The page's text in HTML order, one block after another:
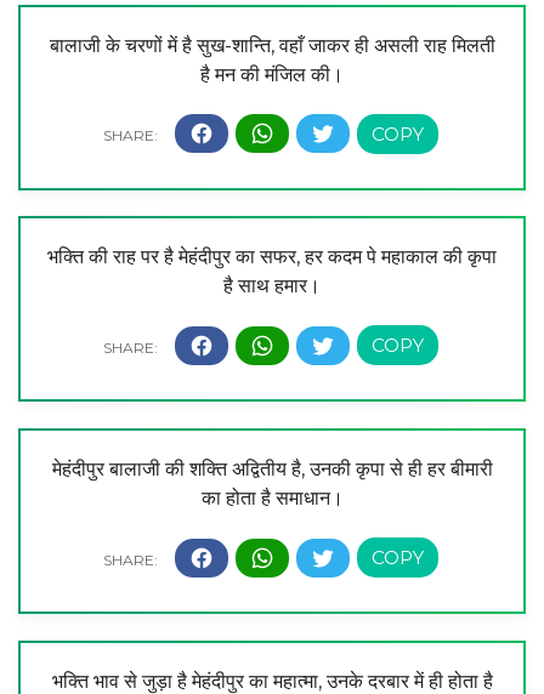
बालाजी के चरणों में है सुख-शान्ति, वहाँ जाकर ही असली राह मिलती
है मन की मंजिल की।
भक्ति की राह पर है मेहंदीपुर का सफर, हर कदम पे महाकाल की कृपा
है साथ हमार।
मेहंदीपुर बालाजी की शक्ति अद्वितीय है, उनकी कृपा से ही हर बीमारी
का होता है समाधान।
भक्ति भाव से जुड़ा है मेहंदीपुर का महात्मा, उनके दरबार में ही होता है